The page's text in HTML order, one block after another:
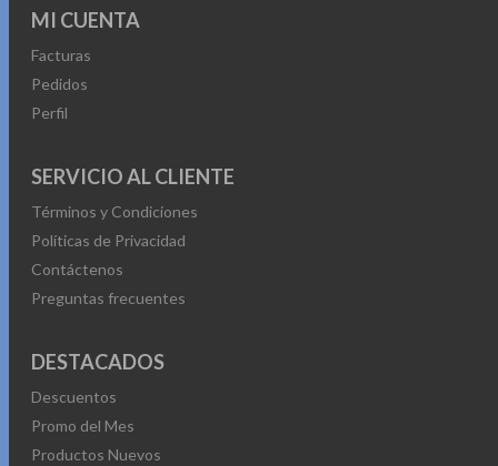
MI CUENTA
Facturas
Pedidos
Perfil
SERVICIO AL CLIENTE
Términos y Condiciones
Políticas de Privacidad
Contáctenos
Preguntas frecuentes
DESTACADOS
Descuentos
Promo del Mes
Productos Nuevos